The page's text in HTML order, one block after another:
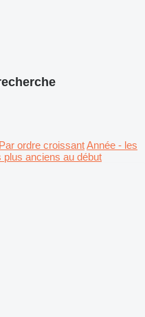
Par ordre croissantAnnée - les
plus anciens au début